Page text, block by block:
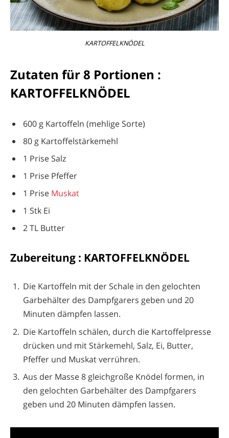
KARTOFFELKNÖDEL
Zutaten für 8 Portionen :
KARTOFFELKNÖDEL
600 g Kartoffeln (mehlige Sorte)
80 g Kartoffelstärkemehl
1 Prise Salz
1 Prise Pfeffer
1 Prise Muskat
1 Stk Ei
2 TL Butter
Zubereitung : KARTOFFELKNÖDEL
Die Kartoffeln mit der Schale in den gelochten
Garbehälter des Dampfgarers geben und 20
Minuten dämpfen lassen.
Die Kartoffeln schälen, durch die Kartoffelpresse
drücken und mit Stärkemehl, Salz, Ei, Butter,
Pfeffer und Muskat verrühren.
Aus der Masse 8 gleichgroße Knödel formen, in
den gelochten Garbehälter des Dampfgarers
geben und 20 Minuten dämpfen lassen.